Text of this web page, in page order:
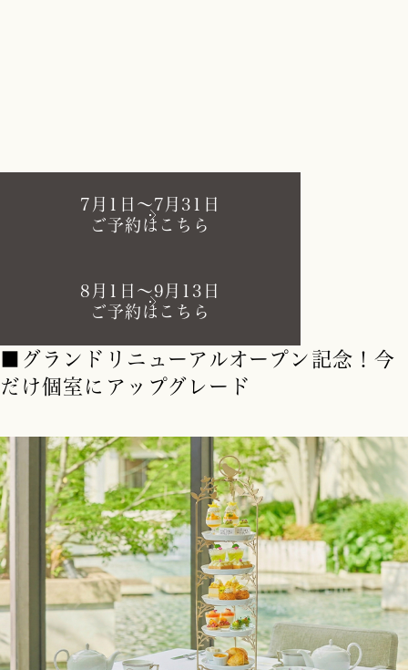
7月1日～7月31日
ご予約はこちら
8月1日～9月13日
ご予約はこちら
■グランドリニューアルオープン記念！今
だけ個室にアップグレード